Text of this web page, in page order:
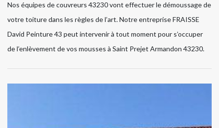
Nos équipes de couvreurs 43230 vont effectuer le démoussage de
votre toiture dans les règles de l’art. Notre entreprise FRAISSE
David Peinture 43 peut intervenir à tout moment pour s’occuper
de l’enlèvement de vos mousses à Saint Prejet Armandon 43230.